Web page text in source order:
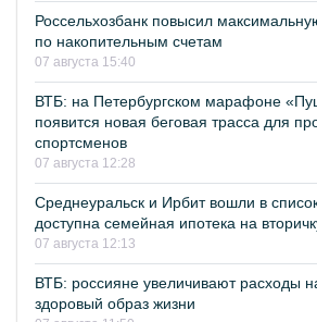
Россельхозбанк повысил
по накопительным счетам
07 августа 15:40
ВТБ: на Петербургском марафоне
появится новая беговая трасса для
спортсменов
07 августа 12:28
Среднеуральск и Ирбит вошли в
доступна семейная ипотека на
07 августа 12:13
ВТБ: россияне увеличивают расходы
здоровый образ жизни